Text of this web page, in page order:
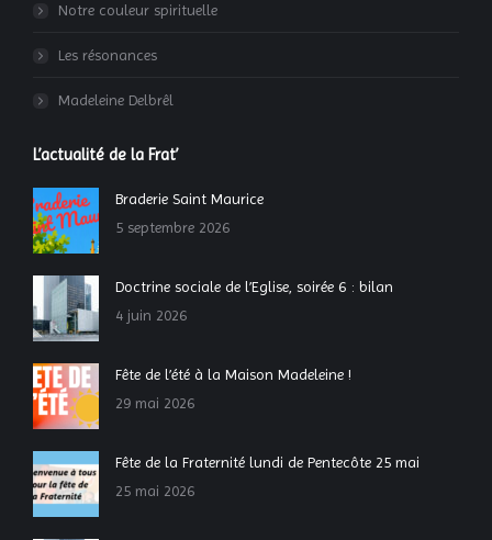
Notre couleur spirituelle
Les résonances
Madeleine Delbrêl
L’actualité de la Frat’
Braderie Saint Maurice
5 septembre 2026
Doctrine sociale de l’Eglise, soirée 6 : bilan
4 juin 2026
Fête de l’été à la Maison Madeleine !
29 mai 2026
Fête de la Fraternité lundi de Pentecôte 25 mai
25 mai 2026